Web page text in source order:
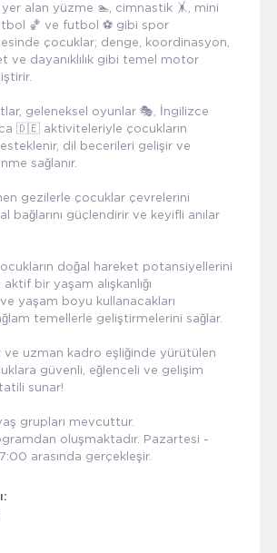
alan yüzme 🏊, cimnastik 🤸, mini
🏀 ve futbol ⚽ gibi spor
çocuklar; denge, koordinasyon,
ve dayanıklılık gibi temel motor
geleneksel oyunlar 🎭, İngilizce
🇩🇪 aktiviteleriyle çocukların
dil becerileri gelişir ve
sağlanır.
gezilerle çocuklar çevrelerini
bağlarını güçlendirir ve keyifli anılar
doğal hareket potansiyellerini
bir yaşam alışkanlığı
ve yaşam boyu kullanacakları
temellerle geliştirmelerini sağlar.
ve uzman kadro eşliğinde yürütülen
güvenli, eğlenceli ve gelişim
sunar!
grupları mevcuttur.
oluşmaktadır. Pazartesi -
arasında gerçekleşir.